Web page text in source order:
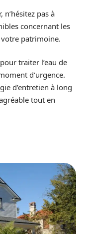
pas à
concernant les
patrimoine.
traiter l’eau de
d’urgence.
d’entretien à long
tout en